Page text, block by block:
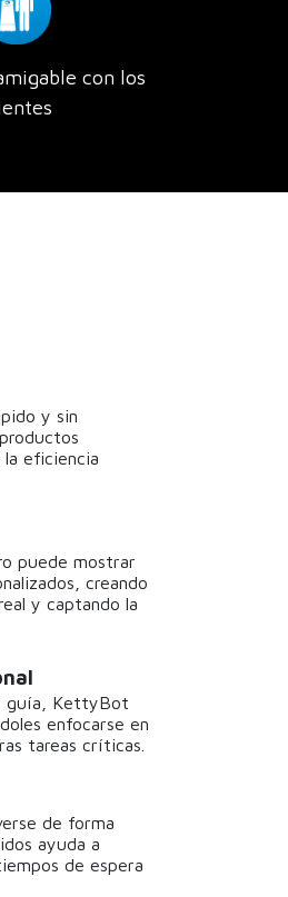
con los
y sin
eficiencia
puede mostrar
creando
y captando la
guía, KettyBot
enfocarse en
tareas críticas.
de forma
ayuda a
de espera